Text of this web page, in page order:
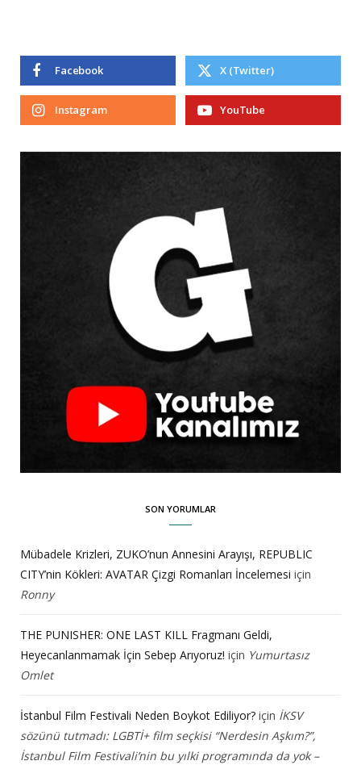
Facebook X (Twitter)
Instagram YouTube
SON YORUMLAR
Mübadele Krizleri, ZUKO’nun Annesini Arayışı, REPUBLIC
CITY’nin Kökleri: AVATAR Çizgi Romanları İncelemesi için
Ronny
THE PUNISHER: ONE LAST KILL Fragmanı Geldi,
Heyecanlanmamak İçin Sebep Arıyoruz! için Yumurtasız
Omlet
İstanbul Film Festivali Neden Boykot Ediliyor? için İKSV
sözünü tutmadı: LGBTİ+ film seçkisi “Nerdesin Aşkım?”,
İstanbul Film Festivali’nin bu yılki programında da yok –